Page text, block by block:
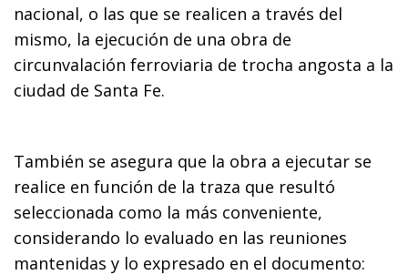
nacional, o las que se realicen a través del
mismo, la ejecución de una obra de
circunvalación ferroviaria de trocha angosta a la
ciudad de Santa Fe.
También se asegura que la obra a ejecutar se
realice en función de la traza que resultó
seleccionada como la más conveniente,
considerando lo evaluado en las reuniones
mantenidas y lo expresado en el documento: